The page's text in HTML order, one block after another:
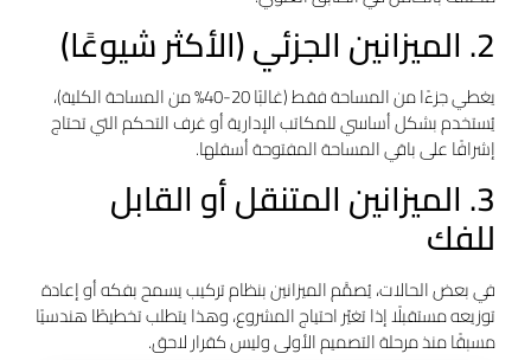
2. الميزانين الجزئي (الأكثر شيوعًا)
يغطي جزءًا من المساحة فقط (غالبًا 20-40% من المساحة الكلية)،
يُستخدم بشكل أساسي للمكاتب الإدارية أو غرف التحكم التي تحتاج
إشرافًا على باقي المساحة المفتوحة أسفلها.
3. الميزانين المتنقل أو القابل
للفك
في بعض الحالات، يُصمَّم الميزانين بنظام تركيب يسمح بفكه أو إعادة
توزيعه مستقبلًا إذا تغيّر احتياج المشروع، وهذا يتطلب تخطيطًا هندسيًا
مسبقًا منذ مرحلة التصميم الأولى وليس كقرار لاحق.